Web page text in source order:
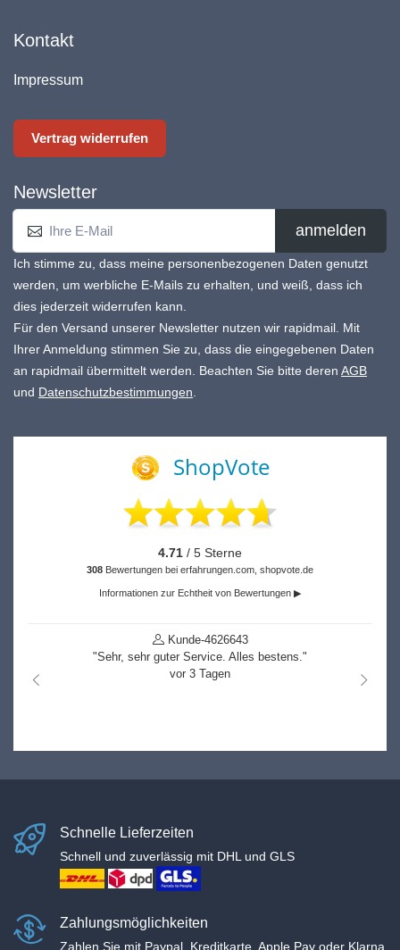
Kontakt
Impressum
Vertrag widerrufen
Newsletter
anmelden
Ich stimme zu, dass meine personenbezogenen Daten genutzt
werden, um werbliche E-Mails zu erhalten, und weiß, dass ich
dies jederzeit widerrufen kann.
Für den Versand unserer Newsletter nutzen wir rapidmail. Mit
Ihrer Anmeldung stimmen Sie zu, dass die eingegebenen Daten
an rapidmail übermittelt werden. Beachten Sie bitte deren AGB
und Datenschutzbestimmungen
ShopVote
4.71 / 5 Sterne
308 Bewertungen bei erfahrungen.com, shopvote.de
Informationen zur Echtheit von Bewertungen ▶
Kunde-4626643
"Sehr, sehr guter Service. Alles bestens."
vor 3 Tagen
nach links
nach
Schnelle Lieferzeiten
Schnell und zuverlässig mit DHL und GLS
Zahlungsmöglichkeiten
Zahlen Sie mit Paypal, Kreditkarte, Apple Pay oder Klarna